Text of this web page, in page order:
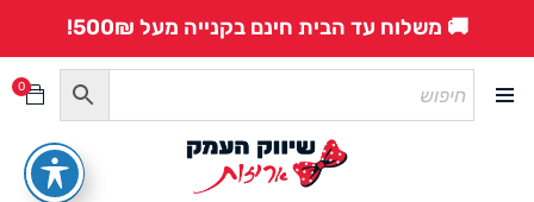
🚚 משלוח עד הבית חינם בקנייה מעל 500₪!
0